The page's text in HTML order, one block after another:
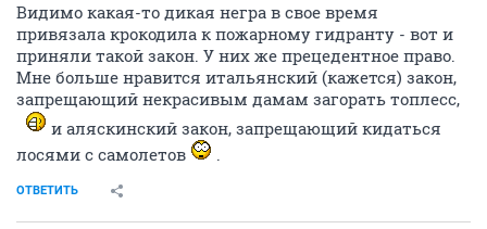
Видимо какая-то дикая негра в свое время
привязала крокодила к пожарному гидранту - вот и
приняли такой закон. У них же прецедентное право.
Мне больше нравится итальянский (кажется) закон,
запрещающий некрасивым дамам загорать топлесс,
и аляскинский закон, запрещающий кидаться
лосями с самолетов
.
ОТВЕТИТЬ